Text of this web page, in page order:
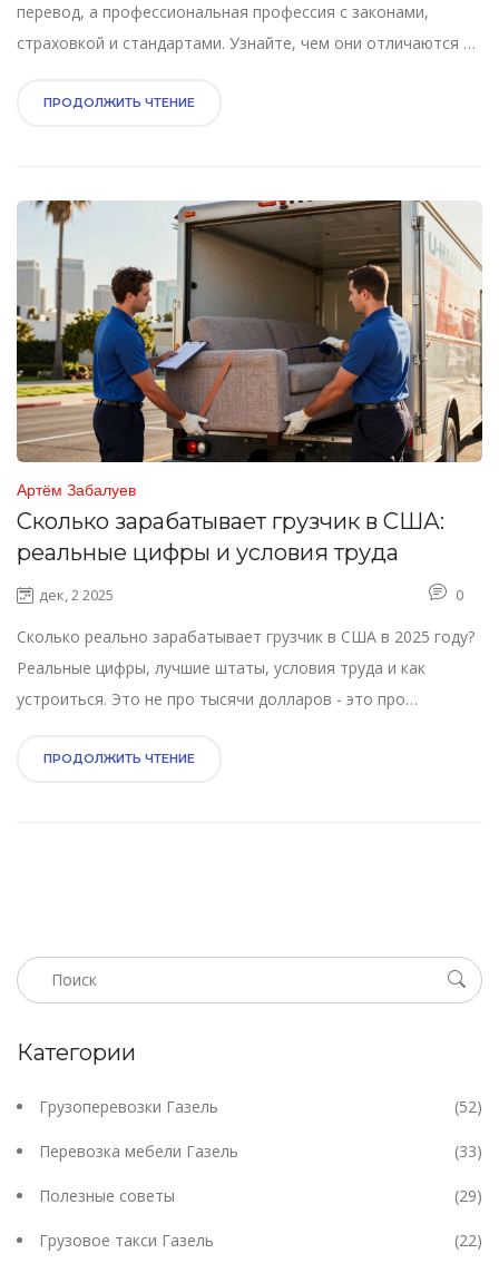
перевод, а профессиональная профессия с законами,
страховкой и стандартами. Узнайте, чем они отличаются от
ПРОДОЛЖИТЬ ЧТЕНИЕ
Артём Забалуев
Сколько зарабатывает грузчик в США:
реальные цифры и условия труда
дек, 2 2025 0
Сколько реально зарабатывает грузчик в США в 2025 году?
Реальные цифры, лучшие штаты, условия труда и как
устроиться. Это не про тысячи долларов - это про
ПРОДОЛЖИТЬ ЧТЕНИЕ
Категории
Грузоперевозки Газель (52)
Перевозка мебели Газель (33)
Полезные советы (29)
Грузовое такси Газель (22)